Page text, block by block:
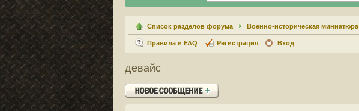
Список разделов форума Военно-историческая миниатюра
Правила и FAQ Регистрация Вход
девайс
Ответить